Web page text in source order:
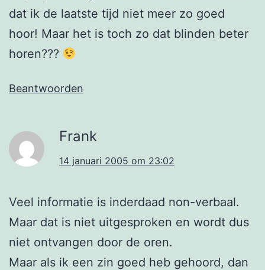
dat ik de laatste tijd niet meer zo goed
hoor! Maar het is toch zo dat blinden beter
horen???
Beantwoorden
Frank
14 januari 2005 om 23:02
Veel informatie is inderdaad non-verbaal.
Maar dat is niet uitgesproken en wordt dus
niet ontvangen door de oren.
Maar als ik een zin goed heb gehoord, dan